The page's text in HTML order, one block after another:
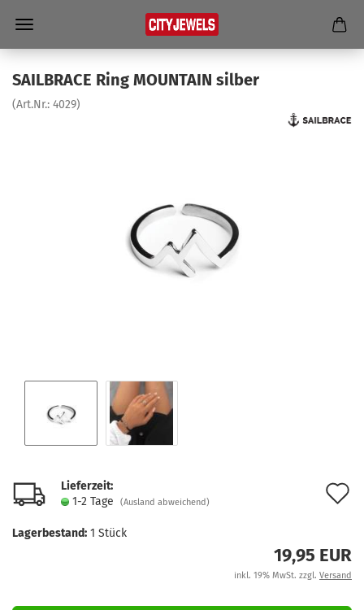
SAILBRACE Ring MOUN­TAIN sil­ber
(Art.Nr.: 4029)
Lieferzeit:
1-2 Tage
(Ausland abweichend)
Lagerbestand: 1 Stück
19,95 EUR
inkl. 19% MwSt. zzgl. Versand